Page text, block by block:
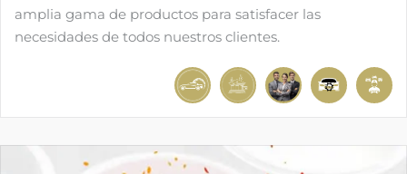
amplia gama de productos para satisfacer las
necesidades de todos nuestros clientes.